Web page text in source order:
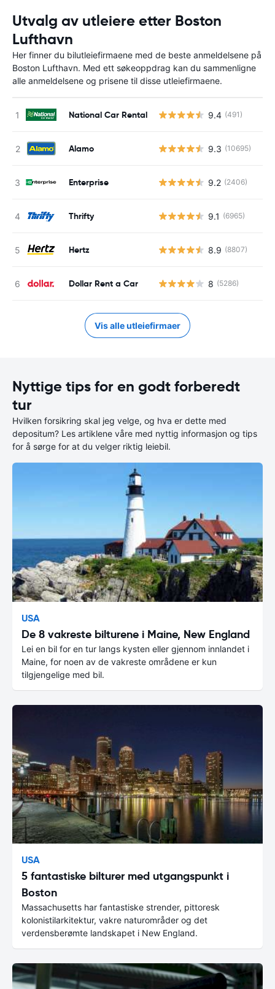
Utvalg av utleiere etter Boston
Lufthavn
Her finner du bilutleiefirmaene med de beste anmeldelsene på
Boston Lufthavn. Med ett søkeoppdrag kan du sammenligne
alle anmeldelsene og prisene til disse utleiefirmaene.
National Car Rental 9.4 (491)
Alamo 9.3 (10695)
Enterprise 9.2 (2406)
Thrifty 9.1 (6965)
Hertz 8.9 (8807)
Dollar Rent a Car 8 (5286)
Vis alle utleiefirmaer
Nyttige tips for en godt forberedt
tur
Hvilken forsikring skal jeg velge, og hva er dette med
depositum? Les artiklene våre med nyttig informasjon og tips
for å sørge for at du velger riktig leiebil.
USA
De 8 vakreste bilturene i Maine, New England
Lei en bil for en tur langs kysten eller gjennom innlandet i
Maine, for noen av de vakreste områdene er kun
tilgjengelige med bil.
USA
5 fantastiske bilturer med utgangspunkt i
Boston
Massachusetts har fantastiske strender, pittoresk
kolonistilarkitektur, vakre naturområder og det
verdensberømte landskapet i New England.